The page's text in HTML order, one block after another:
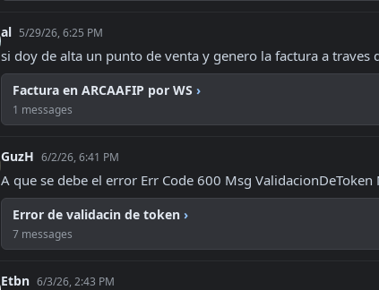
al 5/29/26, 6:25 PM
si doy de alta un punto de venta y genero la factura a
Factura en ARCAAFIP por WS ›
1 messages
GuzH 6/2/26, 6:41 PM
A que se debe el error Err Code 600 Msg
Error de validacin de token ›
7 messages
Etbn 6/3/26, 2:43 PM